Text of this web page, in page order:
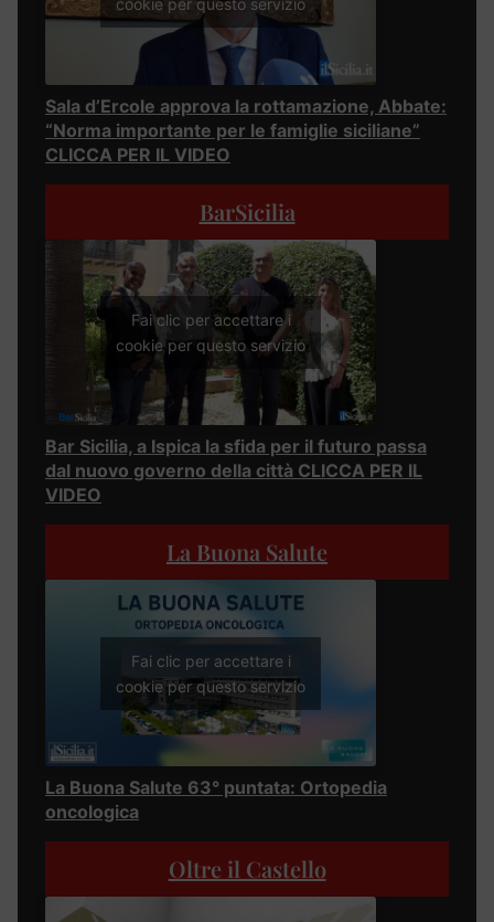
cookie per questo servizio
Sala d’Ercole approva la rottamazione, Abbate:
“Norma importante per le famiglie siciliane”
CLICCA PER IL VIDEO
BarSicilia
Fai clic per accettare i
cookie per questo servizio
Bar Sicilia, a Ispica la sfida per il futuro passa
dal nuovo governo della città CLICCA PER IL
VIDEO
La Buona Salute
Fai clic per accettare i
cookie per questo servizio
La Buona Salute 63° puntata: Ortopedia
oncologica
Oltre il Castello